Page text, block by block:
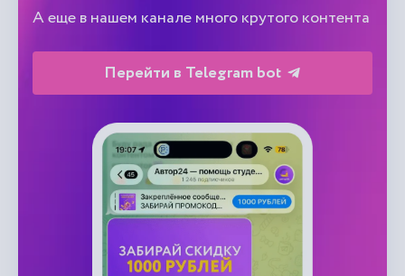
А еще в нашем канале много крутого контента
Перейти в Telegram bot